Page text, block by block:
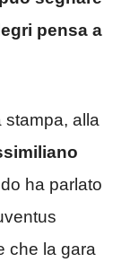
pensa a
stampa, alla
ha parlato
che la gara